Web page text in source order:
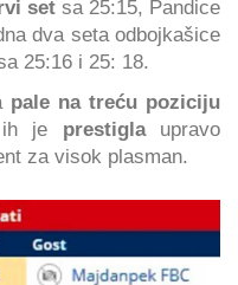
set sa 25:15, Pandice
dva seta odbojkašice
25:16 i 25: 18.
pale na treću poziciju
ih je prestigla upravo
za visok plasman.